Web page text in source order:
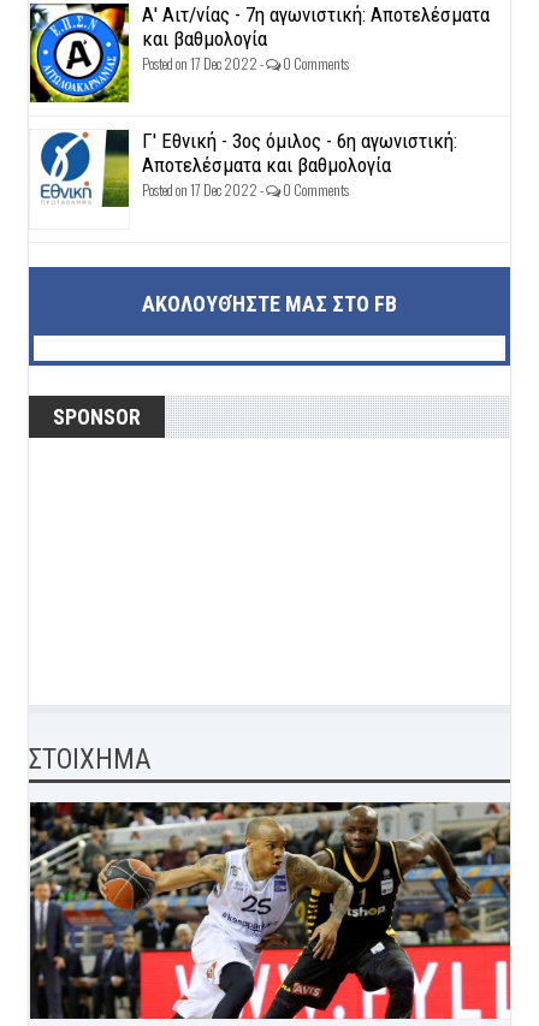
Α' Αιτ/νίας - 7η αγωνιστική: Αποτελέσματα
και βαθμολογία
Posted on 17 Dec 2022 - 0 Comments
Γ' Εθνική - 3ος όμιλος - 6η αγωνιστική:
Αποτελέσματα και βαθμολογία
Posted on 17 Dec 2022 - 0 Comments
ΑΚΟΛΟΥΘΉΣΤΕ ΜΑΣ ΣΤΟ FB
SPONSOR
ΣΤΟΙΧΗΜΑ